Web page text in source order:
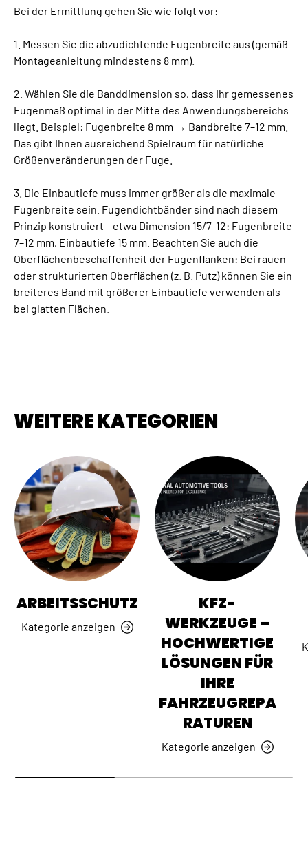
Bei der Ermittlung gehen Sie wie folgt vor:
1. Messen Sie die abzudichtende Fugenbreite aus (gemäß
Montageanleitung mindestens 8 mm).
2. Wählen Sie die Banddimension so, dass Ihr gemessenes
Fugenmaß optimal in der Mitte des Anwendungsbereichs
liegt. Beispiel: Fugenbreite 8 mm → Bandbreite 7–12 mm.
Das gibt Ihnen ausreichend Spielraum für natürliche
Größenveränderungen der Fuge.
3. Die Einbautiefe muss immer größer als die maximale
Fugenbreite sein. Fugendichtbänder sind nach diesem
Prinzip konstruiert – etwa Dimension 15/7-12: Fugenbreite
7–12 mm, Einbautiefe 15 mm. Beachten Sie auch die
Oberflächenbeschaffenheit der Fugenflanken: Bei rauen
oder strukturierten Oberflächen (z. B. Putz) können Sie ein
breiteres Band mit größerer Einbautiefe verwenden als
bei glatten Flächen.
WEITERE KATEGORIEN
ARBEITSSCHUTZ
Kategorie anzeigen
KFZ-
WERKZEUGE –
HOCHWERTIGE
LÖSUNGEN FÜR
IHRE
FAHRZEUGREPA
RATUREN
Kategorie anzeigen